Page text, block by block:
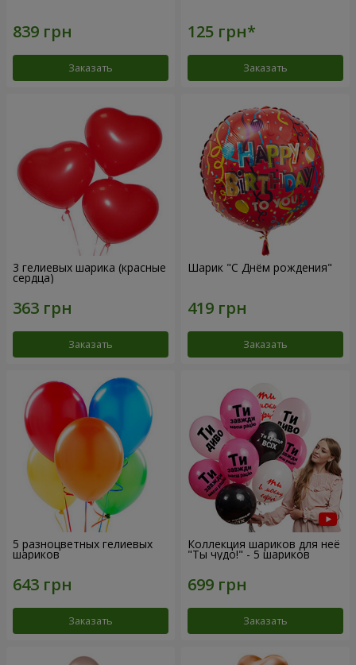
Заказать Заказать
3 гелиевых шарика (красные
сердца)
Заказать
Шарик "С Днём рождения"
Заказать
5 разноцветных гелиевых
шариков
Заказать
Коллекция шариков для неё
"Ты чудо!" - 5 шариков
Заказать